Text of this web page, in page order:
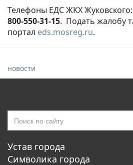
Телефоны ЕДС ЖКХ Жуковского:
800-550-31-15. Подать жалобу
портал eds.mosreg.ru.
новости
Устав города
Символика города